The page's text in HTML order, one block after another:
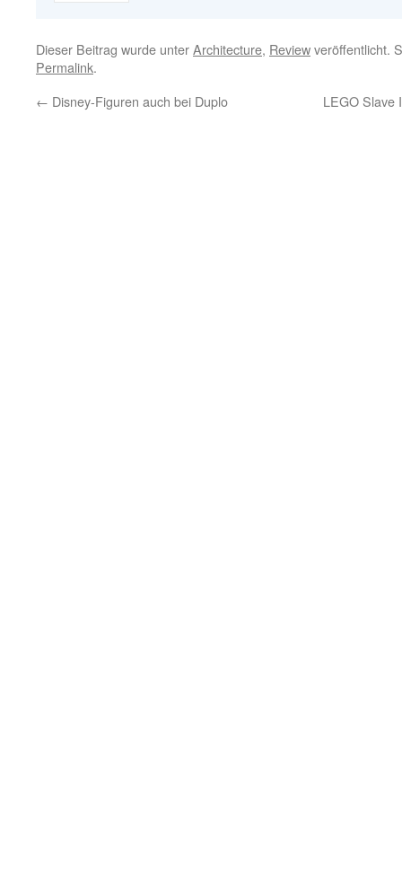
Dieser Beitrag wurde unterArchitecture, Reviewveröffentlicht.
Permalink.
← Disney-Figuren auch bei Duplo LEGO Slave